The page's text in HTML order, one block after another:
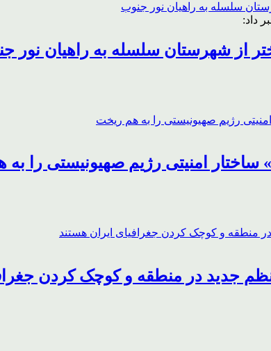
داد:
امنیتی رژیم صهیونیستی را
جدید در منطقه و کوچک کردن